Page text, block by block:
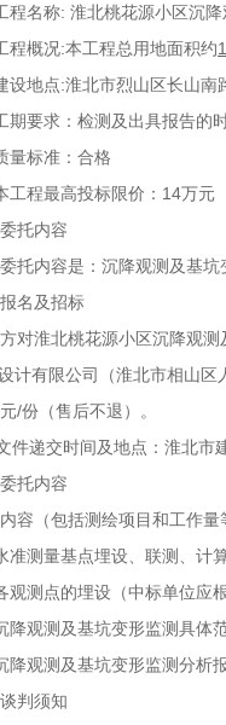
名称: 淮北桃花源小区沉降
概况:本工程总用地面积约
地点:淮北市烈山区长山南
要求：检测及出具报告的
标准：合格
程最高投标限价：14万元
托内容
托内容是：沉降观测及基坑
名及招标
对淮北桃花源小区沉降观测
计有限公司（淮北市相山
/份（售后不退）。
件递交时间及地点：淮北市
托内容
容（包括测绘项目和工作量
测量基点埋设、联测、计
测点的埋设（中标单位应
观测及基坑变形监测具体
观测及基坑变形监测分析
判须知